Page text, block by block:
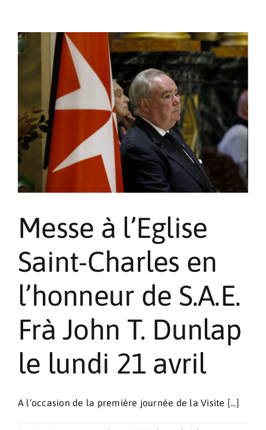
Grand
Maître
Chevaliers
l’Association
Messe à l’Eglise
Saint-Charles en
l’honneur de S.A.E.
Frà John T. Dunlap
le lundi 21 avril
A l’occasion de la première journée de la Visite [...]